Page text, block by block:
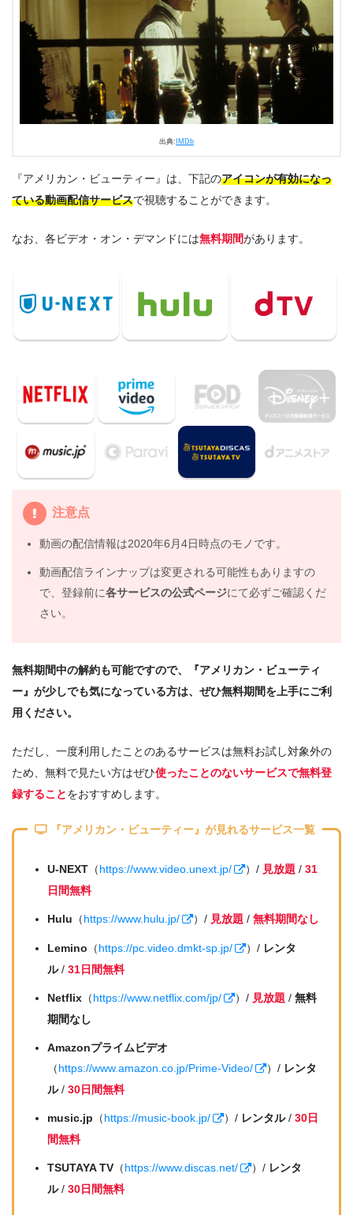
出典: IMDb
『アメリカン・ビューティー』は、下記のアイコンが有効になっ
ている動画配信サービスで視聴することができます。
なお、各ビデオ・オン・デマンドには無料期間があります。
注意点
動画の配信情報は2020年6月4日時点のモノです。
動画配信ラインナップは変更される可能性もありますの
で、登録前に各サービスの公式ページにて必ずご確認くだ
さい。
無料期間中の解約も可能ですので、『アメリカン・ビューティ
ー』が少しでも気になっている方は、ぜひ無料期間を上手にご利
用ください。
ただし、一度利用したことのあるサービスは無料お試し対象外の
ため、無料で見たい方はぜひ使ったことのないサービスで無料登
録することをおすすめします。
『アメリカン・ビューティー』が見れるサービス一覧
U-NEXT（https://www.video.unext.jp/ ）/ 見放題 / 31
日間無料
Hulu （https://www.hulu.jp/ ）/ 見放題 / 無料期間なし
Lemino （https://pc.video.dmkt-sp.jp/ ）/ レンタ
ル/ 31日間無料
Netflix（https://www.netflix.com/jp/ ）/ 見放題 / 無料
期間なし
Amazonプライムビデオ
（https://www.amazon.co.jp/Prime-Video/ ）/ レンタ
ル/ 30日間無料
music.jp （https://music-book.jp/ ）/ レンタル/ 30日
間無料
TSUTAYA TV（https://www.discas.net/ ）/ レンタ
ル/ 30日間無料